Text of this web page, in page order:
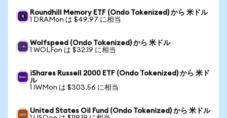
Roundhill Memory ETF (Ondo Tokenized) から 米ドル
1 DRAMon は $49.97 に相当
Wolfspeed (Ondo Tokenized) から 米ドル
1 WOLFon は $32.19 に相当
iShares Russell 2000 ETF (Ondo Tokenized) から 米ド
ル
1 IWMon は $303.56 に相当
United States Oil Fund (Ondo Tokenized) から 米ドル